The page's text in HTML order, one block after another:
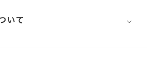
いて ⌵